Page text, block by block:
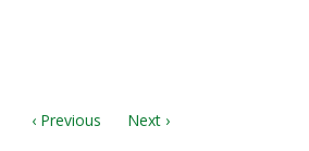
‹ Previous
Next ›